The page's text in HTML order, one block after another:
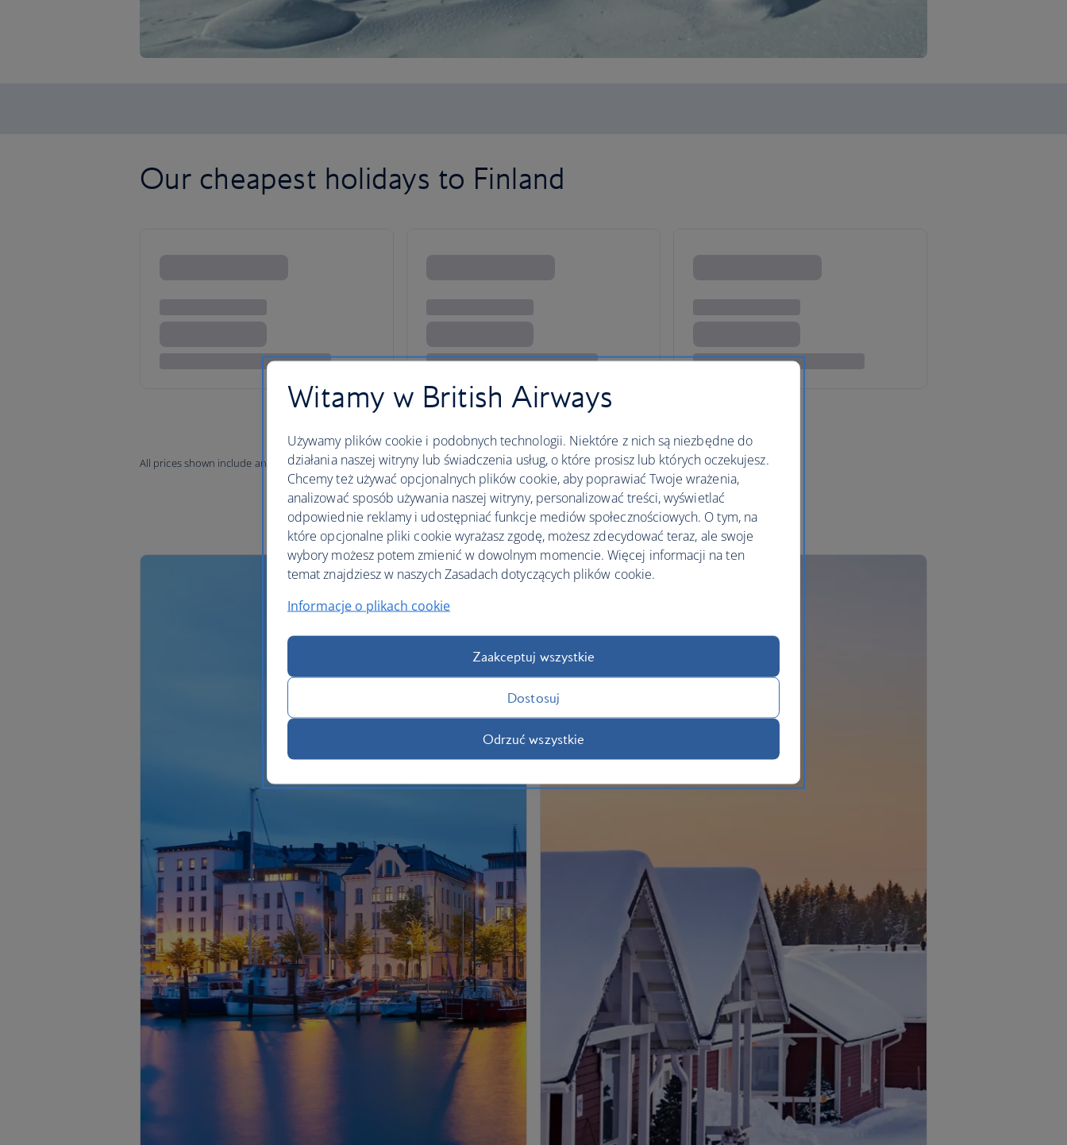
Our cheapest holidays to Finland
All prices shown include any applicable local taxes, fees or charges payable at your accommodation.
Witamy w British Airways
Używamy plików cookie i podobnych technologii. Niektóre z nich są niezbędne do
działania naszej witryny lub świadczenia usług, o które prosisz lub których oczekujesz.
Chcemy też używać opcjonalnych plików cookie, aby poprawiać Twoje wrażenia,
analizować sposób używania naszej witryny, personalizować treści, wyświetlać
odpowiednie reklamy i udostępniać funkcje mediów społecznościowych. O tym, na
które opcjonalne pliki cookie wyrażasz zgodę, możesz zdecydować teraz, ale swoje
wybory możesz potem zmienić w dowolnym momencie. Więcej informacji na ten
temat znajdziesz w naszych Zasadach dotyczących plików cookie.
Informacje o plikach cookie
Zaakceptuj wszystkie
Dostosuj
Odrzuć wszystkie